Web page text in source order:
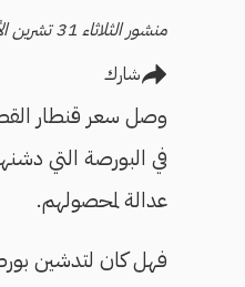
منشور الثلاثاء 31 تشرين الأول/أكتوبر 2023 - آخر تحديث الثلاثاء 31 تشرين الأول/أكتوبر 2023
شارك
وصل سعر قنطار
في البورصة التي
عدالة لمحصولهم.
فهل كان لتدشين